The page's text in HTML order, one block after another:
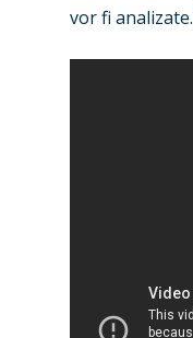
vor fi analizate.